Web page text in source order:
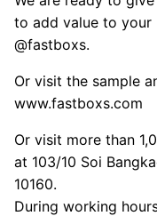
to add value to your
@fastboxs.
Or visit the sample
www.fastboxs.com
Or visit more than
at 103/10 Soi
10160.
During working